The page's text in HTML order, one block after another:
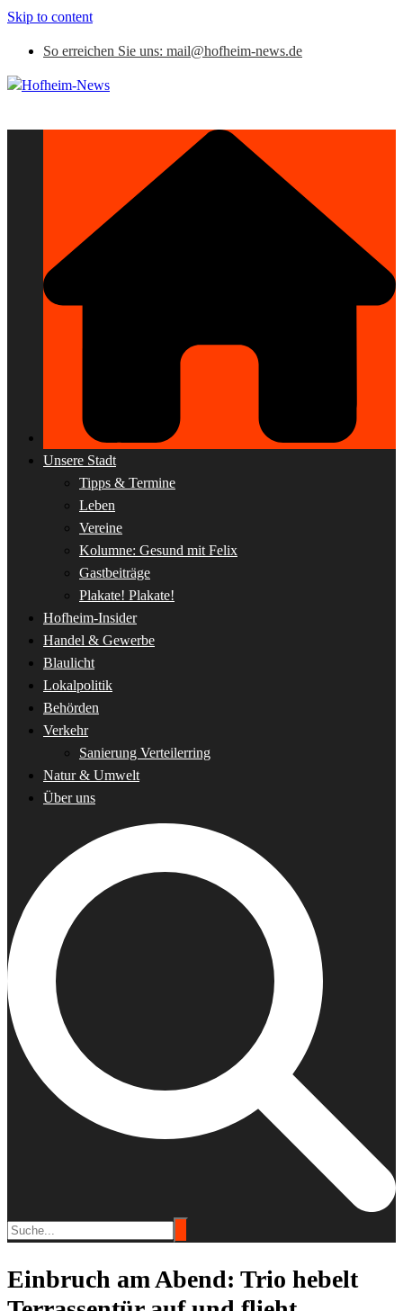
Skip to content
So erreichen Sie uns: mail@hofheim-news.de
Unsere Stadt
Tipps & Termine
Leben
Vereine
Kolumne: Gesund mit Felix
Gastbeiträge
Plakate! Plakate!
Hofheim-Insider
Handel & Gewerbe
Blaulicht
Lokalpolitik
Behörden
Verkehr
Sanierung Verteilerring
Natur & Umwelt
Über uns
Einbruch am Abend: Trio hebelt